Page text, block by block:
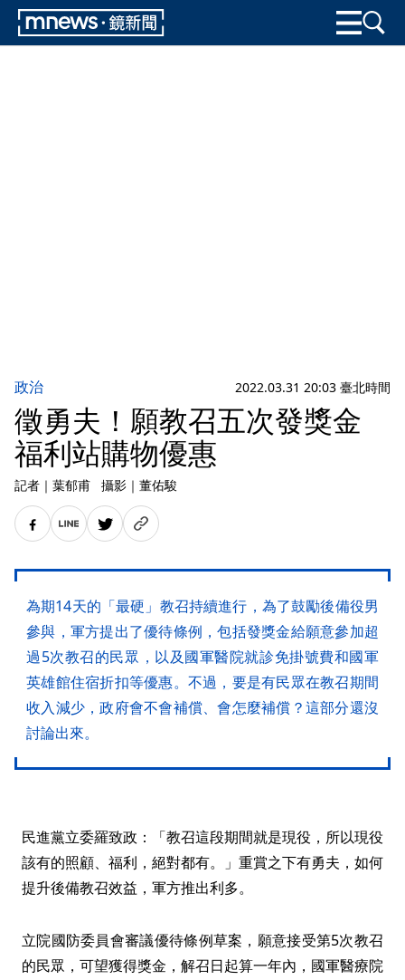
政治 2022.03.31 20:03 臺北時間
徵勇夫！願教召五次發獎金
福利站購物優惠
記者 ｜ 葉郁甫 攝影 ｜ 董佑駿
為期14天的「最硬」教召持續進行，為了鼓勵後備役男
參與，軍方提出了優待條例，包括發獎金給願意參加超
過5次教召的民眾，以及國軍醫院就診免掛號費和國軍
英雄館住宿折扣等優惠。不過，要是有民眾在教召期間
收入減少，政府會不會補償、會怎麼補償？這部分還沒
討論出來。
民進黨立委羅致政：「教召這段期間就是現役，所以現役
該有的照顧、福利，絕對都有。」重賞之下有勇夫，如何
提升後備教召效益，軍方推出利多。
立院國防委員會審議優待條例草案，願意接受第5次教召
的民眾，可望獲得獎金，解召日起算一年內，國軍醫療院